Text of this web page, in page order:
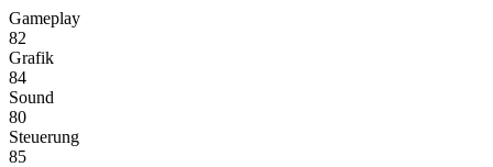
Gameplay
82
Grafik
84
Sound
80
Steuerung
85